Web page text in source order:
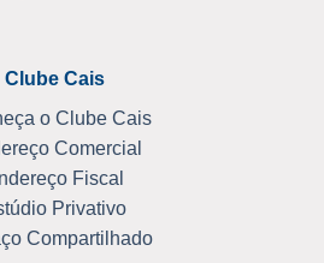
Clube Cais
o Clube Cais
Comercial
Fiscal
Privativo
Compartilhado